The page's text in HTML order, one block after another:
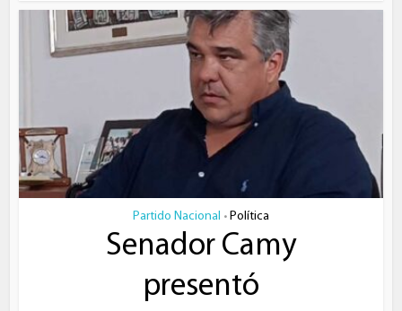
Partido Nacional • Política
Senador Camy
presentó